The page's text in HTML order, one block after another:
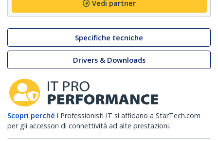
Vedi partner
Specifiche tecniche
Drivers & Downloads
Scopri perché i Professionisti IT si affidano a StarTech.com
per gli accessori di connettività ad alte prestazioni.